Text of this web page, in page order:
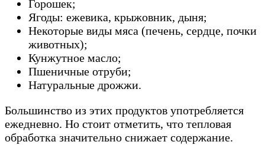
Горошек;
Ягоды: ежевика, крыжовник, дыня;
Некоторые виды мяса (печень, сердце, почки
животных);
Кунжутное масло;
Пшеничные отруби;
Натуральные дрожжи.
Большинство из этих продуктов употребляется
ежедневно. Но стоит отметить, что тепловая
обработка значительно снижает содержание.